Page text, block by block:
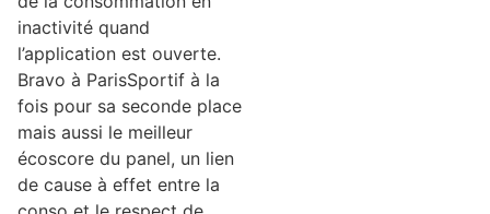
inactivité quand
l’application est ouverte.
Bravo à ParisSportif à la
fois pour sa seconde place
mais aussi le meilleur
écoscore du panel, un lien
de cause à effet entre la